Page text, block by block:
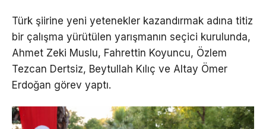
Türk şiirine yeni yetenekler kazandırmak adına titiz
bir çalışma yürütülen yarışmanın seçici kurulunda,
Ahmet Zeki Muslu, Fahrettin Koyuncu, Özlem
Tezcan Dertsiz, Beytullah Kılıç ve Altay Ömer
Erdoğan görev yaptı.